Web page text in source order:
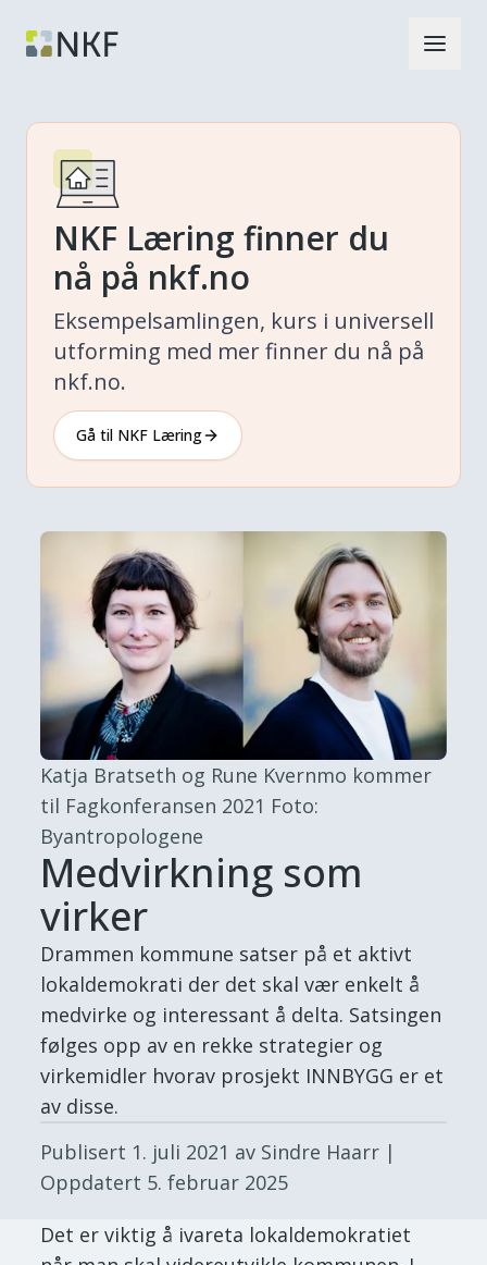
NKF Læring finner du
nå på nkf.no
Eksempelsamlingen, kurs i universell
utforming med mer finner du nå på
nkf.no.
Gå til NKF Læring
Katja Bratseth og Rune Kvernmo kommer
til Fagkonferansen 2021 Foto:
Byantropologene
Medvirkning som
virker
Drammen kommune satser på et aktivt
lokaldemokrati der det skal vær enkelt å
medvirke og interessant å delta. Satsingen
følges opp av en rekke strategier og
virkemidler hvorav prosjekt INNBYGG er et
av disse.
Publisert 1. juli 2021 av Sindre Haarr |
Oppdatert 5. februar 2025
Det er viktig å ivareta lokaldemokratiet